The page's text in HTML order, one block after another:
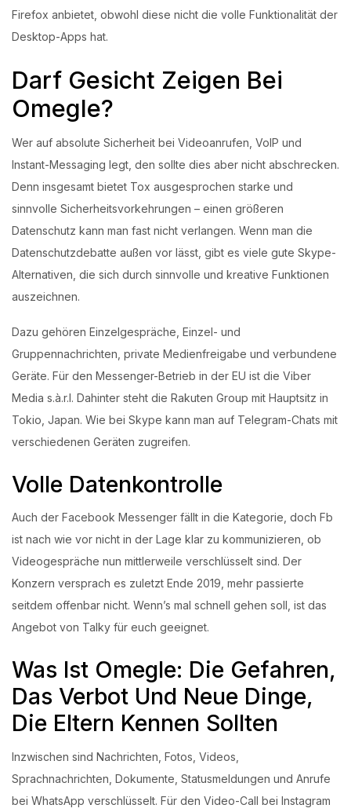
Firefox anbietet, obwohl diese nicht die volle Funktionalität der
Desktop-Apps hat.
Darf Gesicht Zeigen Bei
Omegle?
Wer auf absolute Sicherheit bei Videoanrufen, VoIP und
Instant-Messaging legt, den sollte dies aber nicht abschrecken.
Denn insgesamt bietet Tox ausgesprochen starke und
sinnvolle Sicherheitsvorkehrungen – einen größeren
Datenschutz kann man fast nicht verlangen. Wenn man die
Datenschutzdebatte außen vor lässt, gibt es viele gute Skype-
Alternativen, die sich durch sinnvolle und kreative Funktionen
auszeichnen.
Dazu gehören Einzelgespräche, Einzel- und
Gruppennachrichten, private Medienfreigabe und verbundene
Geräte. Für den Messenger-Betrieb in der EU ist die Viber
Media s.à.r.l. Dahinter steht die Rakuten Group mit Hauptsitz in
Tokio, Japan. Wie bei Skype kann man auf Telegram-Chats mit
verschiedenen Geräten zugreifen.
Volle Datenkontrolle
Auch der Facebook Messenger fällt in die Kategorie, doch Fb
ist nach wie vor nicht in der Lage klar zu kommunizieren, ob
Videogespräche nun mittlerweile verschlüsselt sind. Der
Konzern versprach es zuletzt Ende 2019, mehr passierte
seitdem offenbar nicht. Wenn’s mal schnell gehen soll, ist das
Angebot von Talky für euch geeignet.
Was Ist Omegle: Die Gefahren,
Das Verbot Und Neue Dinge,
Die Eltern Kennen Sollten
Inzwischen sind Nachrichten, Fotos, Videos,
Sprachnachrichten, Dokumente, Statusmeldungen und Anrufe
bei WhatsApp verschlüsselt. Für den Video-Call bei Instagram